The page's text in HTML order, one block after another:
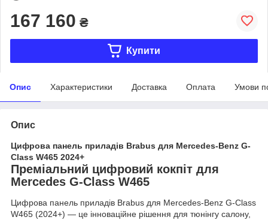
167 160 ₴
Купити
Опис Характеристики Доставка Оплата Умови
Опис
Цифрова панель приладів Brabus для Mercedes-Benz G-
Class W465 2024+
Преміальний цифровий кокпіт для
Mercedes G-Class W465
Цифрова панель приладів Brabus для Mercedes-Benz G-Class
W465 (2024+) — це інноваційне рішення для тюнінгу салону,